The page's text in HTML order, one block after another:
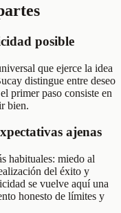
posible
que ejerce la idea
distingue entre deseo
primer paso consiste en
bien.
ajenas
habituales: miedo al
del éxito y
se vuelve aquí una
honesto de límites y